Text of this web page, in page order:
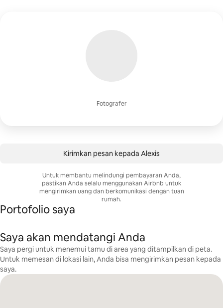
Fotografer
Kirimkan pesan kepada Alexis
Untuk membantu melindungi pembayaran Anda,
pastikan Anda selalu menggunakan Airbnb untuk
mengirimkan uang dan berkomunikasi dengan tuan
rumah.
Portofolio saya
Saya akan mendatangi Anda
Saya pergi untuk menemui tamu di area yang ditampilkan di peta.
Untuk memesan di lokasi lain, Anda bisa mengirimkan pesan kepada
saya.